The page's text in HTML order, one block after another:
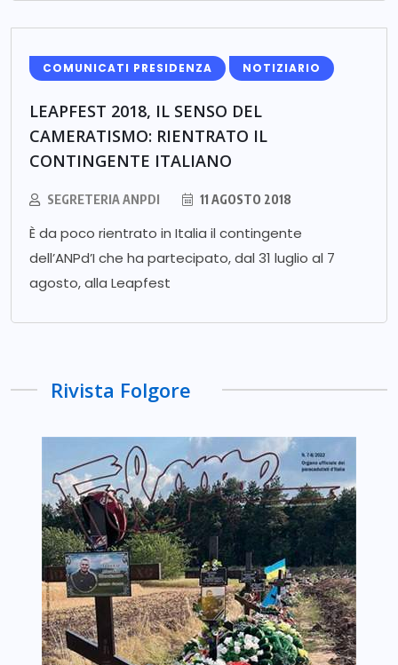
COMUNICATI PRESIDENZA NOTIZIARIO
LEAPFEST 2018, IL SENSO DEL
CAMERATISMO: RIENTRATO IL
CONTINGENTE ITALIANO
SEGRETERIA ANPDI 11 AGOSTO 2018
È da poco rientrato in Italia il contingente
dell’ANPd’I che ha partecipato, dal 31 luglio al 7
agosto, alla Leapfest
Rivista Folgore